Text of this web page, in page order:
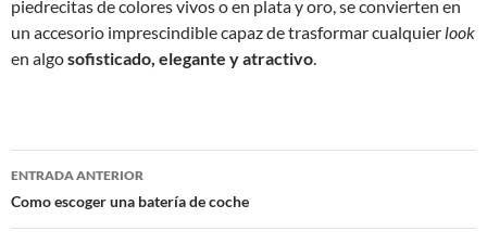
piedrecitas de colores vivos o en plata y oro, se convierten en
un accesorio imprescindible capaz de trasformar cualquier look
en algosofisticado, elegante y atractivo.
Navegación
de
ENTRADA ANTERIOR
Como escoger una batería de coche